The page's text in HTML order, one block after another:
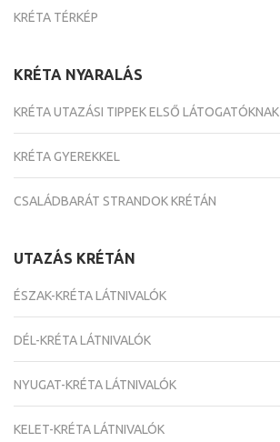
KRÉTA TÉRKÉP
KRÉTA NYARALÁS
KRÉTA UTAZÁSI TIPPEK ELSŐ LÁTOGATÓKNAK
KRÉTA GYEREKKEL
CSALÁDBARÁT STRANDOK KRÉTÁN
UTAZÁS KRÉTÁN
ÉSZAK-KRÉTA LÁTNIVALÓK
DÉL-KRÉTA LÁTNIVALÓK
NYUGAT-KRÉTA LÁTNIVALÓK
KELET-KRÉTA LÁTNIVALÓK